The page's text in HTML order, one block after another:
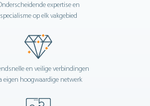
expertise en
specialisme op elk vakgebied
en veilige verbindingen
eigen hoogwaardige netwerk